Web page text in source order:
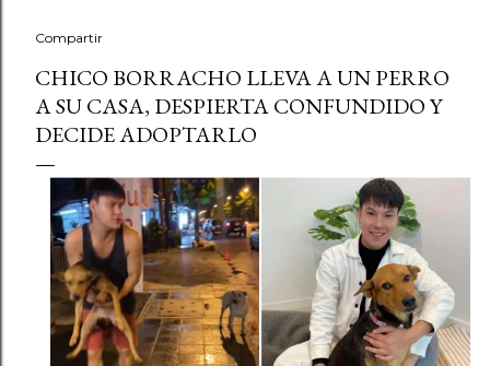
Compartir
CHICO BORRACHO LLEVA A UN PERRO
A SU CASA, DESPIERTA CONFUNDIDO Y
DECIDE ADOPTARLO